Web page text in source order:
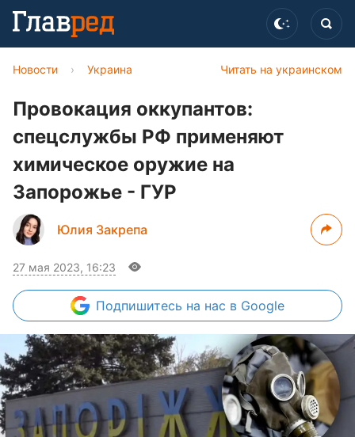
Читать на украинском
Новости › Украина
Провокация оккупантов:
спецслужбы РФ применяют
химическое оружие на
Запорожье - ГУР
Юлия Закрепа
27 мая 2023, 16:23
Подпишитесь на нас в Google